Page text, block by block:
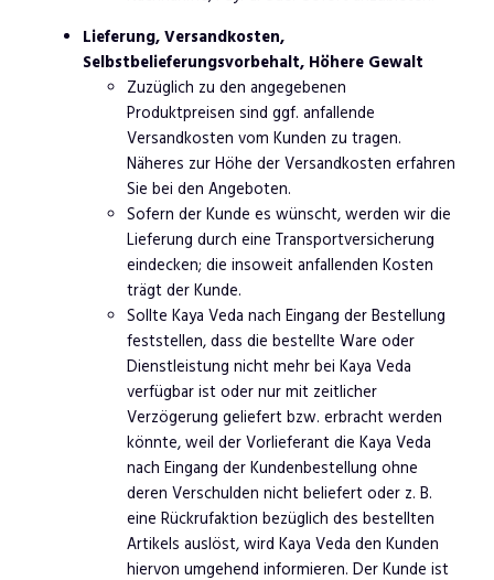
Lieferung, Versandkosten,
Selbstbelieferungsvorbehalt, Höhere Gewalt
Zuzüglich zu den angegebenen
Produktpreisen sind ggf. anfallende
Versandkosten vom Kunden zu tragen.
Näheres zur Höhe der Versandkosten erfahren
Sie bei den Angeboten.
Sofern der Kunde es wünscht, werden wir die
Lieferung durch eine Transportversicherung
eindecken; die insoweit anfallenden Kosten
trägt der Kunde.
Sollte Kaya Veda nach Eingang der Bestellung
feststellen, dass die bestellte Ware oder
Dienstleistung nicht mehr bei Kaya Veda
verfügbar ist oder nur mit zeitlicher
Verzögerung geliefert bzw. erbracht werden
könnte, weil der Vorlieferant die Kaya Veda
nach Eingang der Kundenbestellung ohne
deren Verschulden nicht beliefert oder z. B.
eine Rückrufaktion bezüglich des bestellten
Artikels auslöst, wird Kaya Veda den Kunden
hiervon umgehend informieren. Der Kunde ist